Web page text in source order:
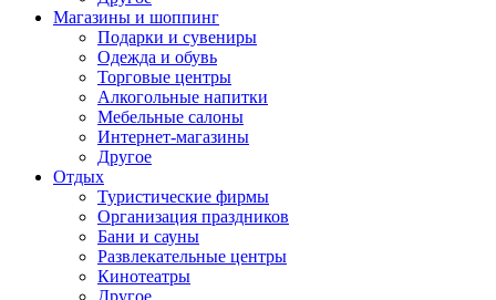
Магазины и шоппинг
Подарки и сувениры
Одежда и обувь
Торговые центры
Алкогольные напитки
Мебельные салоны
Интернет-магазины
Другое
Отдых
Туристические фирмы
Организация праздников
Бани и сауны
Развлекательные центры
Кинотеатры
Другое